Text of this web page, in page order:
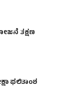
ತಕ್ಷಣ
ಫಲಿತಾಂಶ